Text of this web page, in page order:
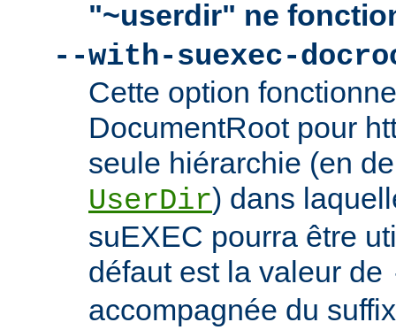
"~userdir" ne
--with-suexec-
Cette option
DocumentRoot pour
seule hiérarchie (en
UserDir) dans
suEXEC pourra être
défaut est la valeur de
accompagnée du